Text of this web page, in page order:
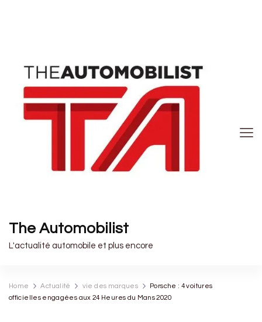
The Automobilist
L'actualité automobile et plus encore
Home Actualité vie des marques
Porsche : 4 voitures
officielles engagées aux 24 Heures du Mans 2020